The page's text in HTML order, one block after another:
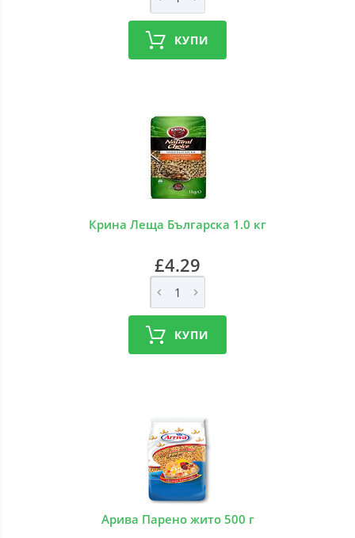
КУПИ
Крина Леща Българска 1.0 кг
£4.29
КУПИ
Арива Парено жито 500 г